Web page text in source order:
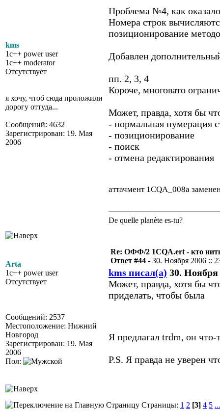
kms
1c++ power user
1c++ moderator
Отсутствует
я хочу, чтоб сюда проложили
дорогу оттуда...
Сообщений: 4632
Зарегистрирован: 19. Мая
2006
Проблема №4, как
Номера строк
позиционирование
Добавлен
пп. 2, 3, 4
Короче, многовато
Может, правда, хотя бы
- нормальная нумерация
- позиционирование
- поиск
- отмена редактирования
аттачмент 1CQA_008a
De quelle planète es-tu?
Arta
1c++ power user
Отсутствует
Сообщений: 2537
Местоположение: Нижний
Новгород
Зарегистрирован: 19. Мая
2006
Пол:
Re: ОФФ/2 1CQA.ert - кто
Ответ #44 - 30. Ноября 2006 ::
kms писал(а) 30.
Может, правда, хотя бы
приделать, чтобы была
Я предлагал trdm, он
P.S. Я правда не уверен
Страницы: 1 2 [3] 4 5 ...